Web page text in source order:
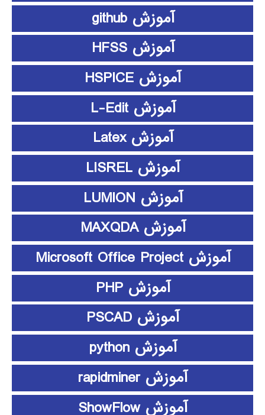
آموزش github
آموزش HFSS
آموزش HSPICE
آموزش L-Edit
آموزش Latex
آموزش LISREL
آموزش LUMION
آموزش MAXQDA
آموزش Microsoft Office Project
آموزش PHP
آموزش PSCAD
آموزش python
آموزش rapidminer
آموزش ShowFlow